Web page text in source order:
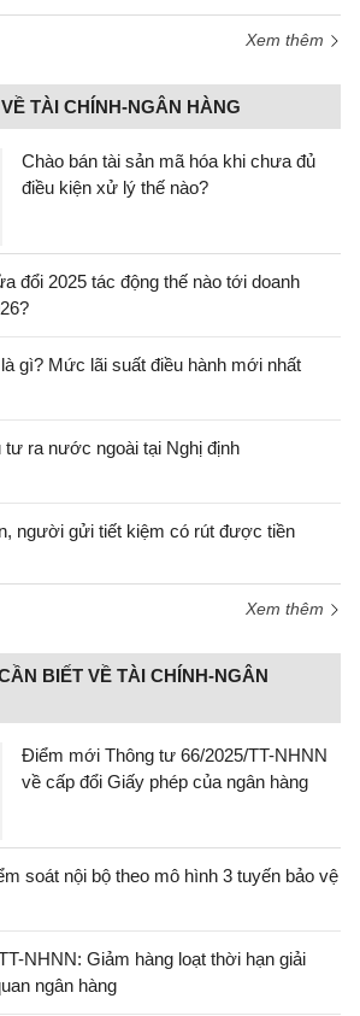
Xem thêm
TÀI CHÍNH-NGÂN HÀNG
Chào bán tài sản mã hóa khi chưa đủ
điều kiện xử lý thế nào?
đổi 2025 tác động thế nào tới doanh
gì? Mức lãi suất điều hành mới nhất
ra nước ngoài tại Nghị định
người gửi tiết kiệm có rút được tiền
Xem thêm
BIẾT VỀ TÀI CHÍNH-NGÂN
Điểm mới Thông tư 66/2025/TT-NHNN
về cấp đổi Giấy phép của ngân hàng
soát nội bộ theo mô hình 3 tuyến bảo vệ
NHNN: Giảm hàng loạt thời hạn giải
ngân hàng